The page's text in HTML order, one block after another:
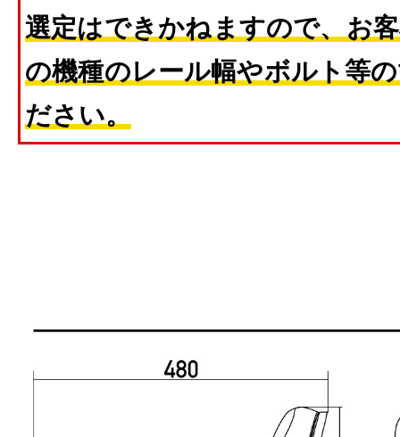
選定はできかねますので、お
の機種のレール幅やボルト等
ださい。